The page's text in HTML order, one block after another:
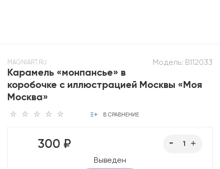
Модель: B112033
MAGNIART.RU
Карамель «монпансье» в
коробочке с иллюстрацией Москвы «Моя
Москва»
В СРАВНЕНИЕ
300 ₽
Выведен